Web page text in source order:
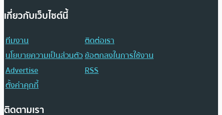
เกี่ยวกับเว็บไซต์นี้
ทีมงาน
ติดต่อเรา
นโยบายความเป็นส่วนตัวข้อตกลงในการใช้งาน
Advertise
RSS
ตั้งค่าคุกกี้
ติดตามเรา